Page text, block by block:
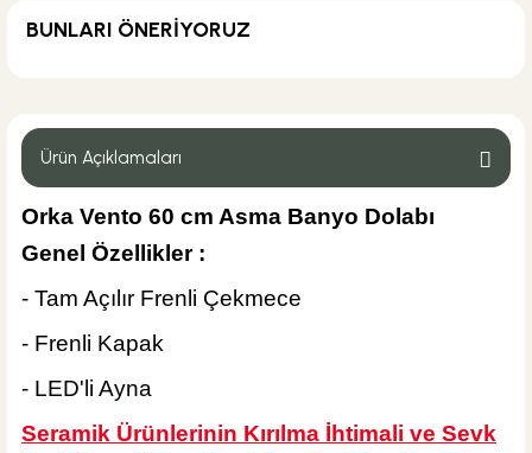
BUNLARI ÖNERİYORUZ
2.835,00 TL %32
Hansgrohe
Ürün Açıklamaları
Orka Vento 60 cm Asma Banyo Dolabı
Genel Özellikler :
- Tam Açılır Frenli Çekmece
- Frenli Kapak
- LED'li Ayna
Seramik Ürünlerinin Kırılma İhtimali ve Sevk